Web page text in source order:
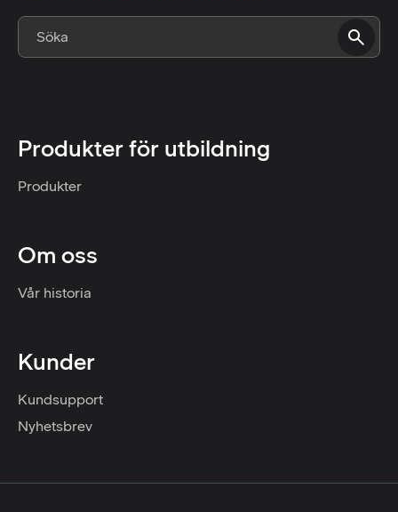
Produkter för utbildning
Produkter
Om oss
Vår historia
Kunder
Kundsupport
Nyhetsbrev